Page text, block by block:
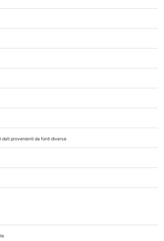
globali sono segnali di un
con sé, è indispensabile una
rapporto tra l’uomo e i sistemi
il Planetary Health Festival,
del pianeta che si terrà a Verona
Veneto e dei Ministeri della
scientifico guidato da
la partecipazione del Ministro
cittadino nella promozione della
a pianificare azioni future per
60 iniziative con il contributo di